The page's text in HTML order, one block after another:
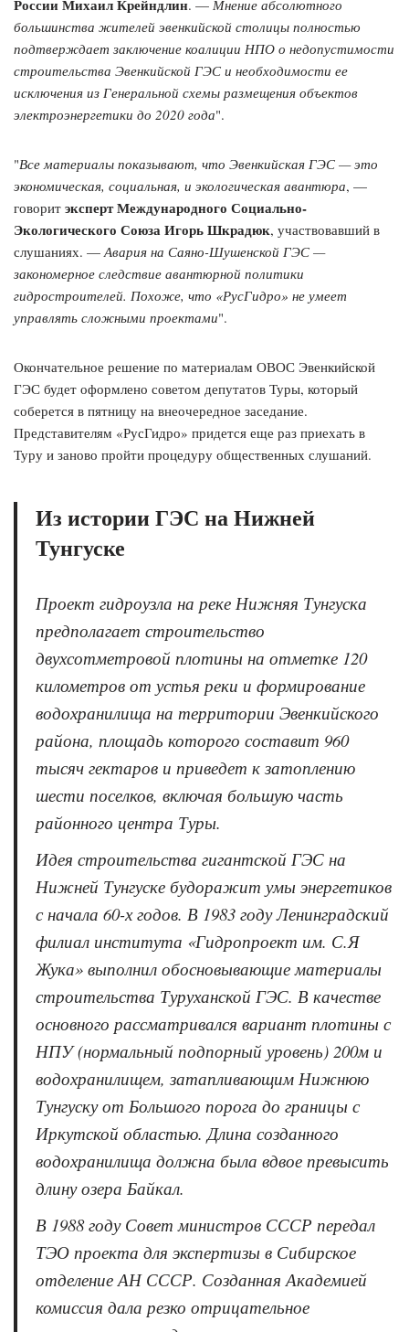
России Михаил Крейндлин. — Мнение абсолютного
большинства жителей эвенкийской столицы полностью
подтверждает заключение коалиции НПО о недопустимости
строительства Эвенкийской ГЭС и необходимости ее
исключения из Генеральной схемы размещения объектов
электроэнергетики до 2020 года".
"Все материалы показывают, что Эвенкийская ГЭС — это
экономическая, социальная, и экологическая авантюра, —
говорит эксперт Международного Социально-
Экологического Союза Игорь Шкрадюк, участвовавший в
слушаниях. —Авария на Саяно-Шушенской ГЭС —
закономерное следствие авантюрной политики
гидростроителей. Похоже, что «РусГидро» не умеет
управлять сложными проектами".
Окончательное решение по материалам ОВОС Эвенкийской
ГЭС будет оформлено советом депутатов Туры, который
соберется в пятницу на внеочередное заседание.
Представителям «РусГидро» придется еще раз приехать в
Туру и заново пройти процедуру общественных слушаний.
Из истории ГЭС на Нижней
Тунгуске
Проект гидроузла на реке Нижняя Тунгуска
предполагает строительство
двухсотметровой плотины на отметке 120
километров от устья реки и формирование
водохранилища на территории Эвенкийского
района, площадь которого составит 960
тысяч гектаров и приведет к затоплению
шести поселков, включая большую часть
районного центра Туры.
Идея строительства гигантской ГЭС на
Нижней Тунгуске будоражит умы энергетиков
с начала 60-х годов. В 1983 году Ленинградский
филиал института «Гидропроект им. С.Я
Жука» выполнил обосновывающие материалы
строительства Туруханской ГЭС. В качестве
основного рассматривался вариант плотины с
НПУ (нормальный подпорный уровень) 200м и
водохранилищем, затапливающим Нижнюю
Тунгуску от Большого порога до границы с
Иркутской областью. Длина созданного
водохранилища должна была вдвое превысить
длину озера Байкал.
В 1988 году Совет министров СССР передал
ТЭО проекта для экспертизы в Сибирское
отделение АН СССР. Созданная Академией
комиссия дала резко отрицательное